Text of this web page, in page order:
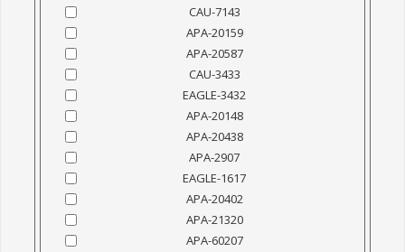
POLITICAS DE VENTA
AVISO DE PRIVACIDAD
POLÍTICAS DE CRÉDITO
SOLICITUD DE CREDITO
CAU-7143
APA-20159
APA-20587
CAU-3433
EAGLE-3432
APA-20148
APA-20438
APA-2907
EAGLE-1617
APA-20402
APA-21320
APA-60207